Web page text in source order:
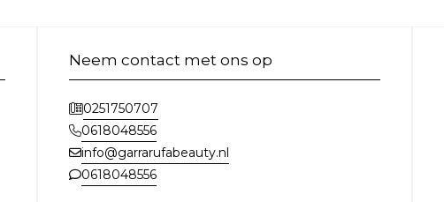
Neem contact met ons op
0251750707
0618048556
info@garrarufabeauty.nl
0618048556